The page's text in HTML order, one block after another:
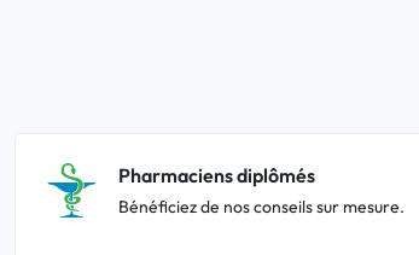
Pharmaciens diplômés
Bénéficiez de nos conseils sur mesure.